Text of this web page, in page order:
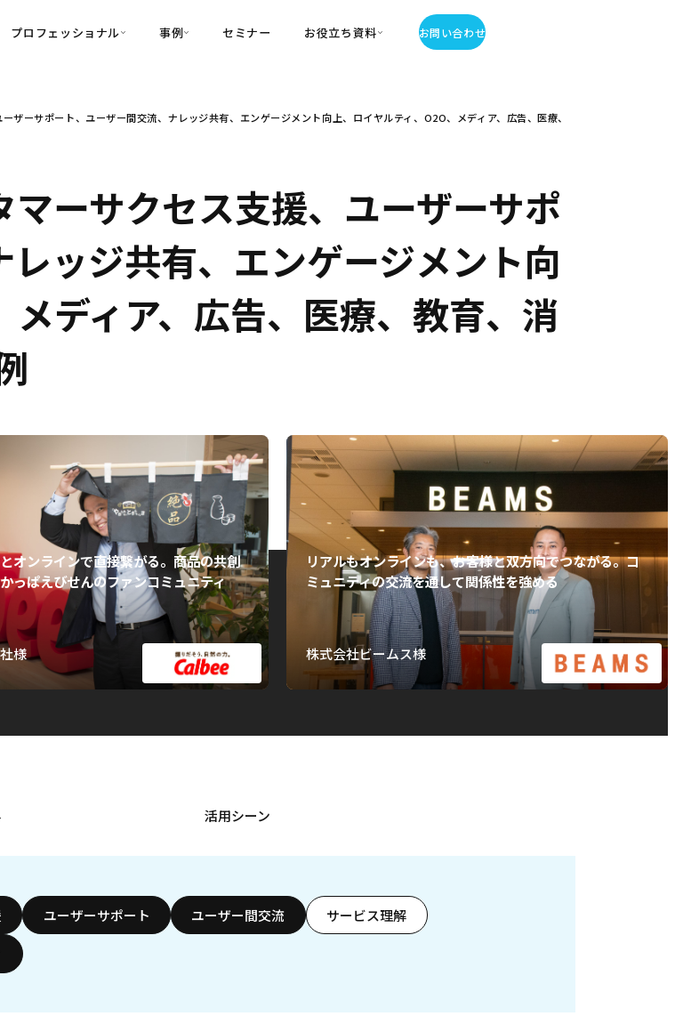
育成
プロフェッショナル
・Customer-Led Growth
事例
導入事例
セミナー お役立ち資料
・お役立ち資料
お問い合わせ
ザーサポート、ユーザー間交流、ナレッジ共有、エンゲージメント向上、ロイヤルティ、O2O、メディア、広告、医療、
ーサクセス支援、ユーザーサポ
ッジ共有、エンゲージメント向
ディア、広告、医療、教育、消
オンラインで直接繋がる。商品の共創
っぱえびせんのファンコミュニティ
様
リアルもオンラインも、お客様と双方向でつながる。コ
ミュニティの交流を通して関係性を強める
株式会社ビームス様
活用シーン
ユーザーサポート ユーザー間交流 サービス理解